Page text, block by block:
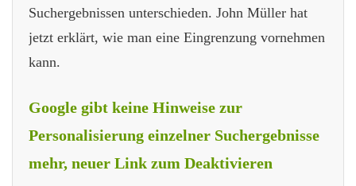
Suchergebnissen unterschieden. John Müller hat
jetzt erklärt, wie man eine Eingrenzung vornehmen
kann.
Google gibt keine Hinweise zur
Personalisierung einzelner Suchergebnisse
mehr, neuer Link zum Deaktivieren